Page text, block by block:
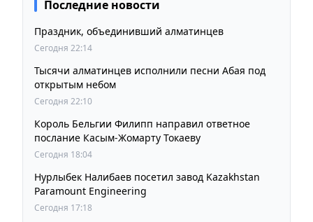
Последние новости
Праздник, объединивший алматинцев
Сегодня 22:14
Тысячи алматинцев исполнили песни Абая под
открытым небом
Сегодня 22:10
Король Бельгии Филипп направил ответное
послание Касым-Жомарту Токаеву
Сегодня 18:04
Нурлыбек Налибаев посетил завод Kazakhstan
Paramount Engineering
Сегодня 17:18